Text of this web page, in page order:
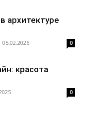
архитектуре
05.02.2026 0
красота
0